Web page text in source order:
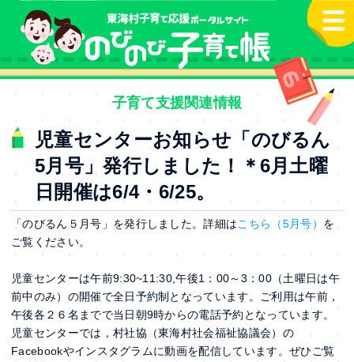
本文へ
子育て支援関連情報
児童センターお知らせ「のびるん
5月号」発行しました！＊6月土曜
日開催は6/4・6/25。
「のびるん５月号」を発行しました。詳細はこちら（5月号） を
ご覧ください。
児童センターは午前9:30~11:30,午後1：00～3：00（土曜日は午
前中のみ）の開催で全日予約制となっています。ご利用は午前，
午後各２６名までで当日朝9時からの電話予約となっています。
児童センターでは，村社協（東海村社会福祉協議会）の
Facebookやインスタグラムに動画を配信しています。ぜひご覧